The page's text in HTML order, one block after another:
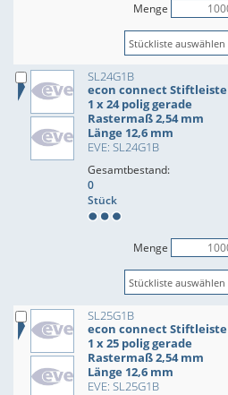
Menge
SL24G1B
econ connect Stiftleiste
1 x 24 polig gerade
Rastermaß 2,54 mm
Länge 12,6 mm
EVE: SL24G1B
Gesamtbestand:
0
Stück
Menge
SL25G1B
econ connect Stiftleiste
1 x 25 polig gerade
Rastermaß 2,54 mm
Länge 12,6 mm
EVE: SL25G1B